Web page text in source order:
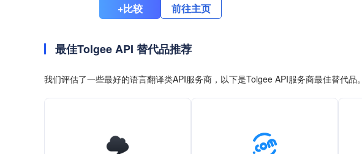
+比较 前往主页
最佳Tolgee API 替代品推荐
我们评估了一些最好的语言翻译类API服务商，以下是Tolgee API服务商最佳替代品。